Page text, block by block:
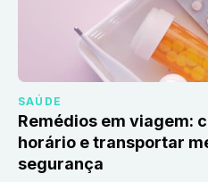
SAÚDE
Remédios em viagem:
horário e transportar
segurança